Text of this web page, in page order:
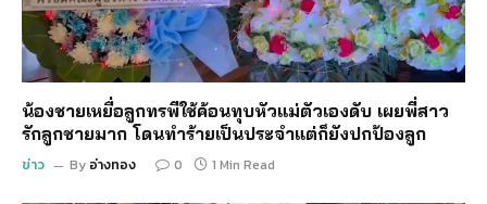
น้องชายเหยื่อลูกทรพีใช้ค้อนทุบหัวแม่ตัวเองดับ เผยพี่สาว
รักลูกชายมาก โดนทำร้ายเป็นประจำแต่ก็ยังปกป้องลูก
ข่าว By อ่างทอง 0 1 Min Read